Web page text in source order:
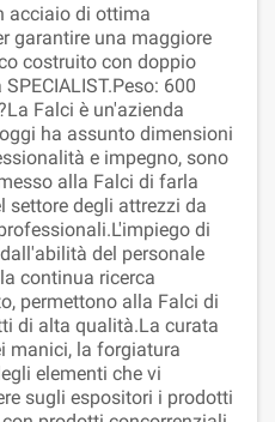
acciaio di ottima
garantire una maggiore
costruito con doppio
600
Falci è un'azienda
ha assunto dimensioni
e impegno, sono
alla Falci di farla
settore degli attrezzi da
di
del personale
continua ricerca
permettono alla Falci di
di alta qualità.La curata
manici, la forgiatura
elementi che vi
sugli espositori i prodotti